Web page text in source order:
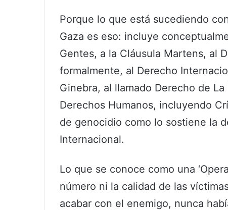
Porque lo que está sucediendo
Gaza es eso: incluye
Gentes, a la Cláusula Martens, al
formalmente, al Derecho
Ginebra, al llamado Derecho de
Derechos Humanos, incluyendo
de genocidio como lo sostiene la
Internacional.
Lo que se conoce como una
número ni la calidad de las
acabar con el enemigo, nunca